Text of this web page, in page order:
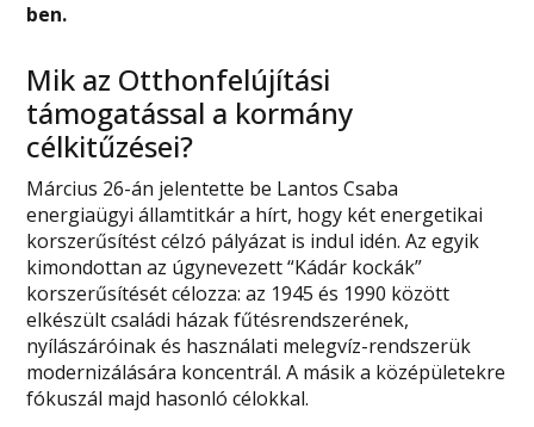
ben.
Mik az Otthonfelújítási
támogatással a kormány
célkitűzései?
Március 26-án jelentette be Lantos Csaba
energiaügyi államtitkár a hírt, hogy két energetikai
korszerűsítést célzó pályázat is indul idén. Az egyik
kimondottan az úgynevezett “Kádár kockák”
korszerűsítését célozza: az 1945 és 1990 között
elkészült családi házak fűtésrendszerének,
nyílászáróinak és használati melegvíz-rendszerük
modernizálására koncentrál. A másik a középületekre
fókuszál majd hasonló célokkal.